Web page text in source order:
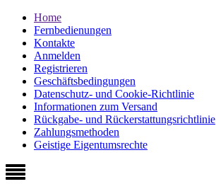
Home
Fernbedienungen
Kontakte
Anmelden
Registrieren
Geschäftsbedingungen
Datenschutz- und Cookie-Richtlinie
Informationen zum Versand
Rückgabe- und Rückerstattungsrichtlinie
Zahlungsmethoden
Geistige Eigentumsrechte